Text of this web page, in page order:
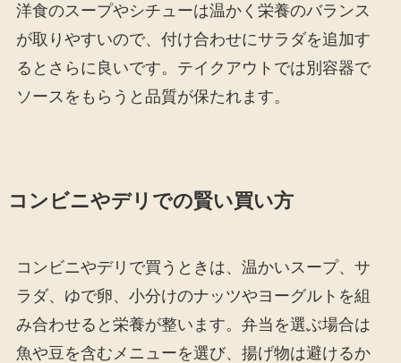
洋食のスープやシチューは温かく栄養のバランス
が取りやすいので、付け合わせにサラダを追加す
るとさらに良いです。テイクアウトでは別容器で
ソースをもらうと品質が保たれます。
コンビニやデリでの賢い買い方
コンビニやデリで買うときは、温かいスープ、サ
ラダ、ゆで卵、小分けのナッツやヨーグルトを組
み合わせると栄養が整います。弁当を選ぶ場合は
魚や豆を含むメニューを選び、揚げ物は避けるか